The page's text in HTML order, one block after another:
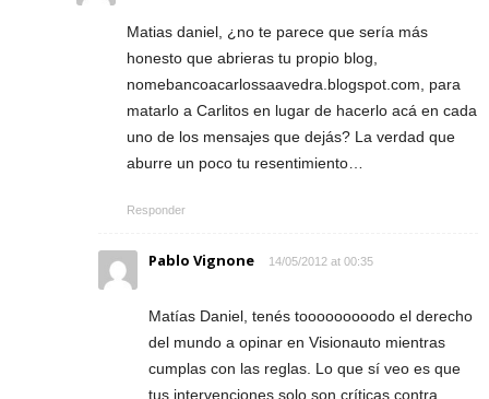
Matias daniel, ¿no te parece que sería más
honesto que abrieras tu propio blog,
nomebancoacarlossaavedra.blogspot.com, para
matarlo a Carlitos en lugar de hacerlo acá en cada
uno de los mensajes que dejás? La verdad que
aburre un poco tu resentimiento…
Responder
Pablo Vignone 14/05/2012 at 00:35
Matías Daniel, tenés tooooooooodo el derecho
del mundo a opinar en Visionauto mientras
cumplas con las reglas. Lo que sí veo es que
tus intervenciones solo son críticas contra